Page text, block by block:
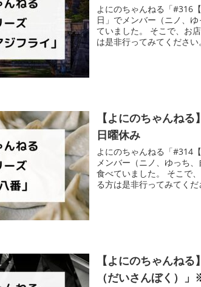
よにのちゃんねる「#316
日」でメンバー（ニノ、
ていました。 そこで、お
は是非行ってみてください
【よにのちゃんね
日曜休み
よにのちゃんねる「#314
メンバー（ニノ、ゆっち
食べていました。 そこで
る方は是非行ってみてく
【よにのちゃんね
（だいさんぼく）